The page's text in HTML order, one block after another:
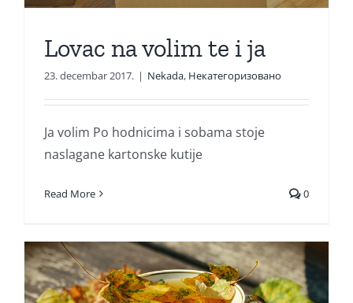
Lovac na volim te i ja
23. decembar 2017. | Nekada, Некатегоризовано
Ja volim Po hodnicima i sobama stoje
naslagane kartonske kutije
Read More 0